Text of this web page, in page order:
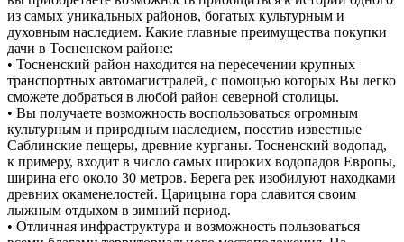
из самых уникальных районов, богатых культурным и
духовным наследием. Какие главные преимущества покупки
дачи в Тосненском районе:
• Тосненский район находится на пересечении крупных
транспортных автомагистралей, с помощью которых Вы легко
сможете добраться в любой район северной столицы.
• Вы получаете возможность воспользоваться огромным
культурным и природным наследием, посетив известные
Саблинские пещеры, древние курганы. Тосненский водопад,
к примеру, входит в число самых широких водопадов Европы,
ширина его около 30 метров. Берега рек изобилуют находками
древних окаменелостей. Царицына гора славится своим
лыжным отдыхом в зимний период.
• Отличная инфраструктура и возможность пользоваться